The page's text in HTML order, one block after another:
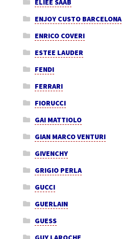
ELIEE SAAB
ENJOY CUSTO BARCELONA
ENRICO COVERI
ESTEE LAUDER
FENDI
FERRARI
FIORUCCI
GAI MATTIOLO
GIAN MARCO VENTURI
GIVENCHY
GRIGIO PERLA
GUCCI
GUERLAIN
GUESS